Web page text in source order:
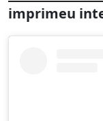
imprimeu